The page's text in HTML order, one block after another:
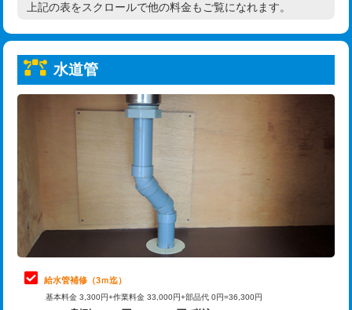
給水管工事※（塩ビ管（VP・HI）使
+8,800円
給水管工事※（ライニング鋼管・銅
管・ポリ管・HT管使用/3ｍまで)
給水管工事※（ライニング鋼管・銅
管・ポリ管・HT管使用/3ｍ超え)
排水管工事（土の掘削・埋め戻し作
11,000円~
排水管工事（排水管工事/3ｍまで） 55,000円
排水管工事（追加 排水管工事/3ｍ超
マス交換（土の掘削・埋め戻し作業）
高度高圧洗浄換 現地調査
トーラー機使用/3mまで
追加トーラー機使用/3m超え
33,000円
8,800円
止水・漏水調査・防水処理・清掃・修
理・調整・分解・加工など（軽作業）
11,000円
止水・漏水調査・防水処理・清掃・修
理・調整・分解・加工など（中作業）
止水・漏水調査・防水処理・清掃・修
33,000円
上記の表をスクロールで他の料金もご覧になれます。
水道管
給水管補修（3ｍ迄）
基本料金 3,300円+作業料金 33,000円+部品代 0円=36,300円